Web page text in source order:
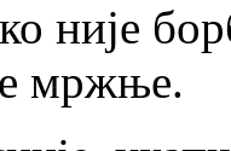
није
мржње.